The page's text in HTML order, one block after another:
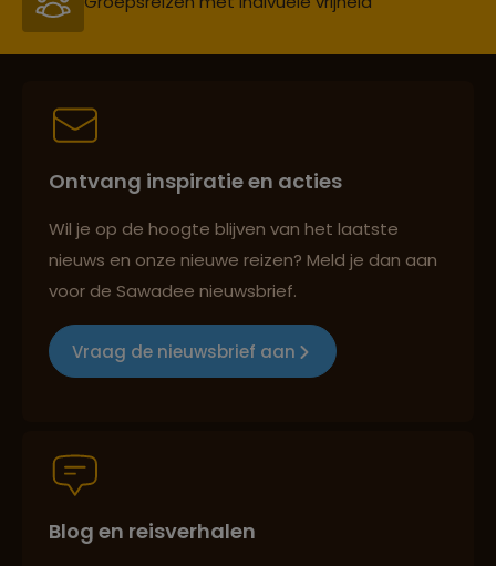
Best beoordeelde reisroutes
Reizen met oog voor mens, cultuur en milieu
Ontvang inspiratie en acties
Wil je op de hoogte blijven van het laatste
nieuws en onze nieuwe reizen? Meld je dan aan
voor de Sawadee nieuwsbrief.
Vraag de nieuwsbrief aan
Blog en reisverhalen